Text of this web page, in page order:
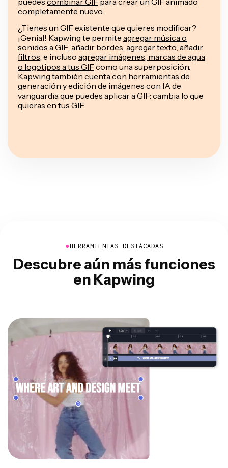
completamente nuevo.
¿Tienes un GIF existente que quieres modificar?
¡Genial! Kapwing te permite agregar música o
sonidos a GIF, añadir bordes, agregar texto, añadir
filtros, e incluso agregar imágenes, marcas de agua
o logotipos a tus GIFcomo una superposición.
Kapwing también cuenta con herramientas de
generación y edición de imágenes con IA de
vanguardia que puedes aplicar a GIF: cambia lo que
quieras en tus GIF.
●HERRAMIENTAS DESTACADAS
Descubre aún más funciones
en Kapwing